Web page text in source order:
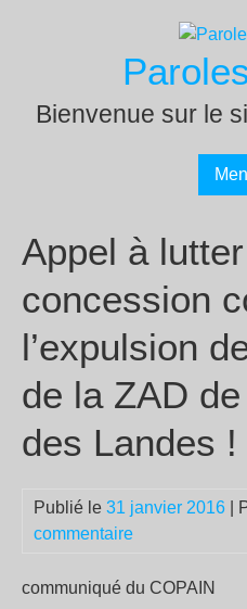
Bienvenue sur le
Appel à
concession
l’expulsion
de la ZAD
des Landes !
Publié le 31 janvier 2016 |
commentaire
communiqué du COPAIN